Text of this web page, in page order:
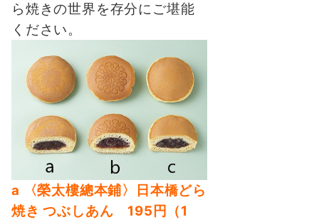
ら焼きの世界を存分にご堪能
ください。
a 〈榮太樓總本鋪〉日本橋どら
焼き つぶしあん 195円（1